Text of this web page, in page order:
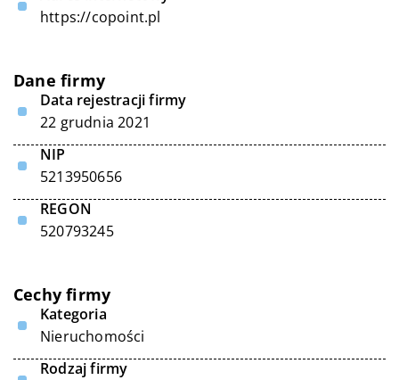
https://copoint.pl
Dane firmy
Data rejestracji firmy
22 grudnia 2021
NIP
5213950656
REGON
520793245
Cechy firmy
Kategoria
Nieruchomości
Rodzaj firmy